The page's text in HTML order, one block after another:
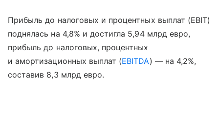
Прибыль до налоговых и процентных выплат (EBIT)
поднялась на 4,8% и достигла 5,94 млрд евро,
прибыль до налоговых, процентных
и амортизационных выплат (EBITDA) — на 4,2%,
составив 8,3 млрд евро.